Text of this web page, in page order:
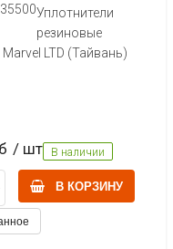
Уплотнители
резиновые
LTD (Тайвань)
/ шт В наличии
В КОРЗИНУ